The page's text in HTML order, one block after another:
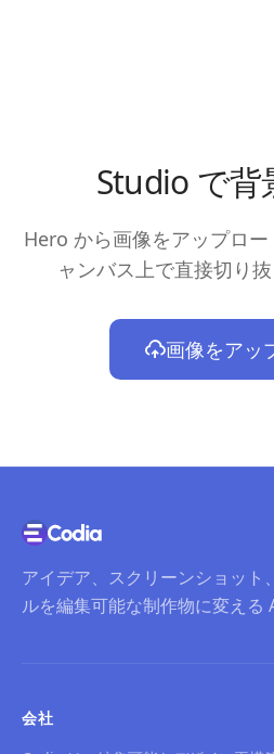
Studio で背
Hero から画像をアップロ
ャンバス上で直接切り抜
画像をアッ
アイデア、スクリーンショット
ルを編集可能な制作物に変える
会社